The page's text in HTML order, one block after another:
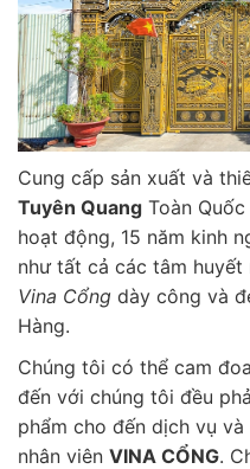
Cung cấp sản xuất và
Tuyên Quang Toàn
hoạt động, 15 năm kinh
như tất cả các tâm
Vina Cổng dày công và
Hàng.
Chúng tôi có thể cam
đến với chúng tôi đều
phẩm cho đến dịch vụ
nhân viên VINA CỔNG.